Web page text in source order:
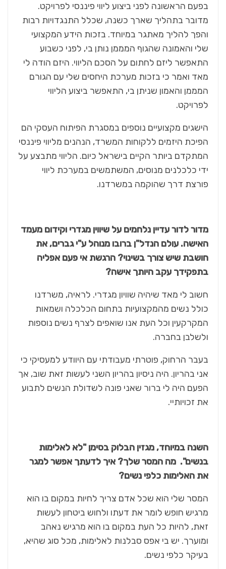
בפעם הראשונה לפני ביצוע ליווי פיננסי לפרויקט.
מדובר בתהליך שארך כשנה, שכלל התנגדויות רבות
והפך להליך מאתגר במיוחד. בזכות הידע המקצועי
שלי והאמונה שהגוף המממן נותן בי, לפני כשבוע
התאפשר ליזם לחתום על הסכם הליווי. היזם הודה לי
מאד ואמר כי בזכות מערכת היחסים שלי עם הגורם
המממן והאמון שניתן בי, התאפשר ביצוע הליווי
לפרויקט.
הישגים מקצועיים נוספים במסגרת הפיתוח העסקי הם
הפיכת היזמים ללקוחות המשרד, הנהנים מליווי פיננסי
המתקדם ביותר הקיים בישראל כיום. הליווי מתבצע על
ידי כלכלנים מנוסים, המשתמשים במערכת ליווי
פורצת דרך שהוקמה במשרדנו.
מדור לדור עדיין נלחמים על שיווין מגדרי וקידום מעמד
האישה. עולם הנדל"ן ברובו מנוהל ע"י גברים, את
חושבת שיש צורך בשינוי? הרגשת אי פעם אפליה
בתפקידך עקב היותך אישה?
חשוב לי מאד שיהיה שוויון מגדרי. לראיה, משרדנו
כולל נשים מהמקצועיות בתחום הכלכלה ושמאות
המקרקעין וכל העת אנו שואפים לצרף נשים נוספות
ולשלבן בחברה.
בעבר הרחוק, פוטרתי מעבודתי עם היוודע למעסיקי כי
אני בהריון. היה ניסיון בהריון השני לעשות זאת שוב, אך
הפעם היה לי ברור שאני פונה לשדולת הנשים לתבוע
את זכויותיי.
השנה במיוחד, מגזין הבלוק בסימן "לא לאלימות
בנשים". מה המסר שלך? איך לדעתך אפשר למגר
את האלימות כלפי נשים?
המסר שלי הוא שכל אדם צריך לחיות במקום בו הוא
מרגיש חופש לומר את דעתו ולחוש ביטחון לעשות
זאת, להיות כל העת במקום בו הוא מרגיש נאהב
ומוערך. יש בי אפס סבלנות לאלימות, מכל סוג שהיא,
בעיקר כלפי נשים.